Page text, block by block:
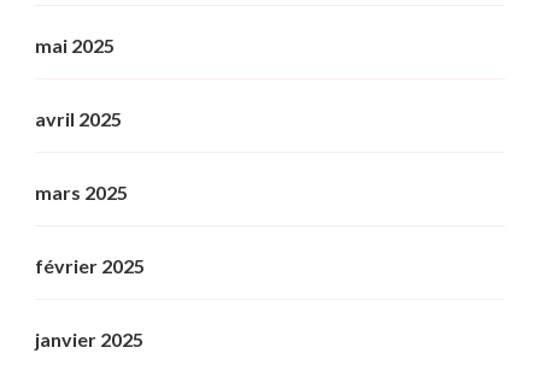
mai 2025
avril 2025
mars 2025
février 2025
janvier 2025